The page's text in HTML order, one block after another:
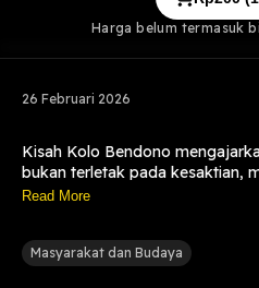
Harga belum termasuk
26 Februari 2026
Kisah Kolo Bendono
bukan terletak pada kesaktian,
mengendalikan diri dan menjaga
Read More
Masyarakat dan Budaya